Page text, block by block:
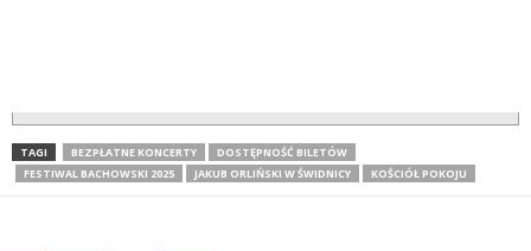
TAGI BEZPŁATNE KONCERTY
DOSTĘPNOŚĆ BILETÓW
FESTIWAL BACHOWSKI 2025
JAKUB ORLIŃSKI W ŚWIDNICY KOŚCIÓŁ POKOJU